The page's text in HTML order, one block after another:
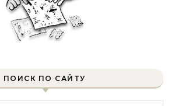
ПОИСК ПО САЙТУ